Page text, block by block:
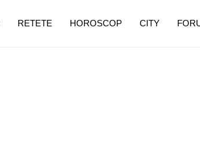
RETETE HOROSCOP CITY
de dureroasă este investigația